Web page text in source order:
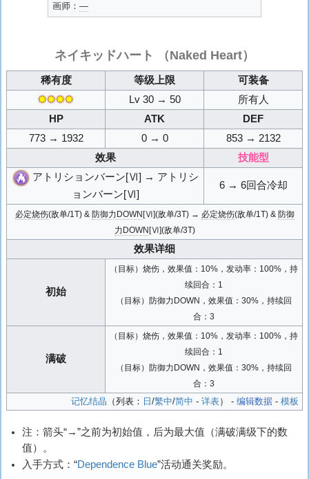
画师： ―
ネイキッドハート （Naked Heart）
稀有度 等级上限
可装备
✸✸✸✸
Lv 30 → 50
所有人
HP
ATK
DEF
773 → 1932
0 → 0
853 → 2132
效果
技能型
アトリションバーン[Ⅵ] → アトリシ
ョンバーン[Ⅵ]
6 → 6回合冷却
必定烧伤(敌单/1T) & 防御力DOWN [Ⅵ](敌单/3T) → 必定烧伤(敌单/1T) & 防御
力DOWN [Ⅵ](敌单/3T)
效果详细
初始
（目标）烧伤，效果值：10%，发动率：100%，持
续回合：1
（目标）防御力DOWN，效果值：30%，持续回
合：3
满破
（目标）烧伤，效果值：10%，发动率：100%，持
续回合：1
（目标）防御力DOWN，效果值：30%，持续回
合：3
记忆结晶 （列表： 日 /繁中/简中 - 详表） - 编辑数据- 模板
注：箭头“→”之前为初始值，后为最大值（满破满级下的数
值）。
入手方式：“Dependence Blue”活动通关奖励。